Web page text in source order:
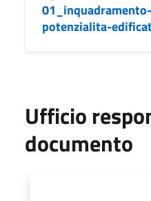
potenzialita-
Ufficio
documento